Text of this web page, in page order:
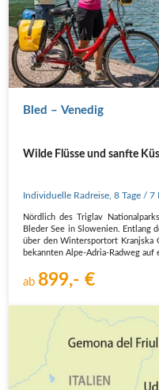
Bled – Venedig
Wilde Flüsse und sanfte
Individuelle Radreise ,8 Tage / 7
Nördlich des Triglav
Bleder See in Slowenien. Entlang
über den Wintersportort Kranjska
bekannten Alpe-Adria-Radweg auf
ab 899,- €